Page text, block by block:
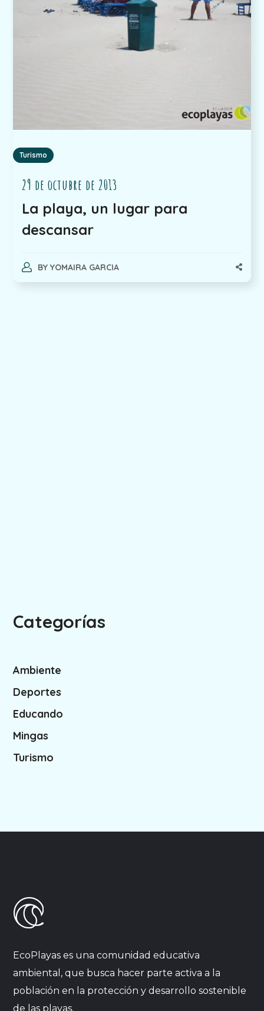
Turismo
29 de octubre de 2013
La playa, un lugar para
descansar
BY YOMAIRA GARCIA
Categorías
Ambiente
Deportes
Educando
Mingas
Turismo
EcoPlayas es una comunidad educativa
ambiental, que busca hacer parte activa a la
población en la protección y desarrollo sostenible
de las playas.